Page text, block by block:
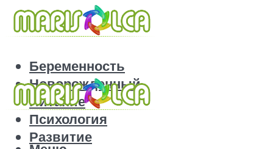
Беременность
Новорожденный
Питание
Психология
Развитие